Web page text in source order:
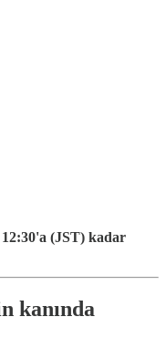
12:30'a (JST) kadar
kanında